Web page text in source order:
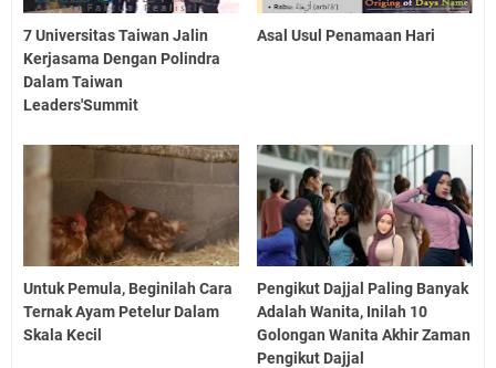
7 Universitas Taiwan Jalin
Kerjasama Dengan Polindra
Dalam Taiwan
Leaders'Summit
Asal Usul Penamaan Hari
Untuk Pemula, Beginilah Cara
Ternak Ayam Petelur Dalam
Skala Kecil
Pengikut Dajjal Paling Banyak
Adalah Wanita, Inilah 10
Golongan Wanita Akhir Zaman
Pengikut Dajjal